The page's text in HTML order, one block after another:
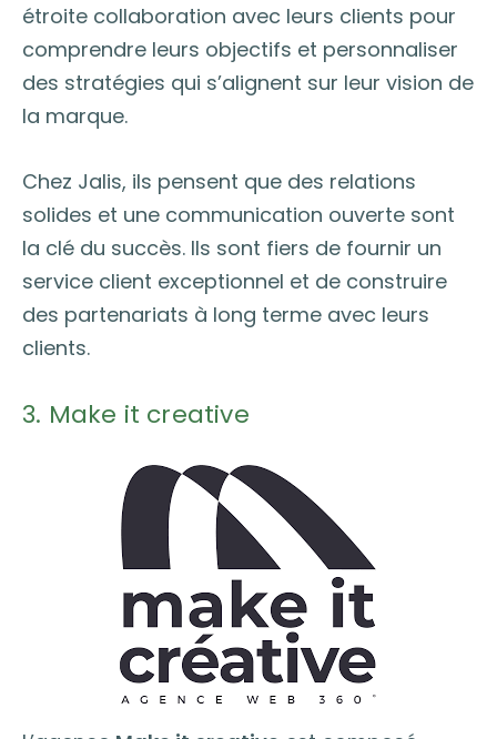
étroite collaboration avec leurs clients pour
comprendre leurs objectifs et personnaliser
des stratégies qui s’alignent sur leur vision de
la marque.
Chez Jalis, ils pensent que des relations
solides et une communication ouverte sont
la clé du succès. Ils sont fiers de fournir un
service client exceptionnel et de construire
des partenariats à long terme avec leurs
clients.
3. Make it creative